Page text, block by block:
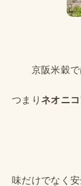
京阪米穀で
つまり ネオニ
味だけでなく